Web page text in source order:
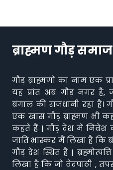
ब्राह्मण गौड़ समाज
गौड़ ब्राह्मणों का नाम एक
यह प्रांत अब गौड़ नगर है,
बंगाल की राजधानी रहा है।
एक खास गौड़ ब्राह्मण भी
कहते हैं | गौड़ देश में निवेश
जाति भास्कर मैं लिखा है
गौड़ देश स्थित है |
लिखा है कि जो वेदपाठी ,